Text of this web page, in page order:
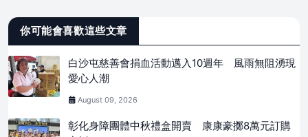
你可能會喜歡這些文章
白沙屯慈善會捐血活動邁入10週年 風雨無阻湧現
愛心人潮
August 09, 2026
彰化身障團體中秋禮盒開賣 康康豪擲8萬元訂購